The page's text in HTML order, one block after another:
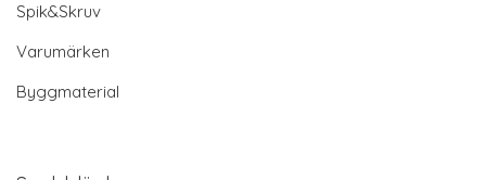
Spik&Skruv
Varumärken
Byggmaterial